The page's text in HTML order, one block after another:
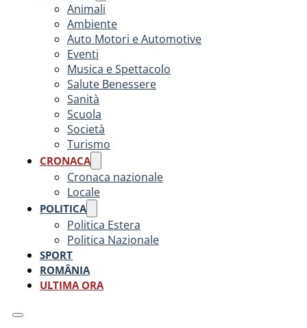
Animali
Ambiente
Auto Motori e Automotive
Eventi
Musica e Spettacolo
Salute Benessere
Sanità
Scuola
Società
Turismo
CRONACA
Cronaca nazionale
Locale
POLITICA
Politica Estera
Politica Nazionale
SPORT
ROMÂNIA
ULTIMA ORA